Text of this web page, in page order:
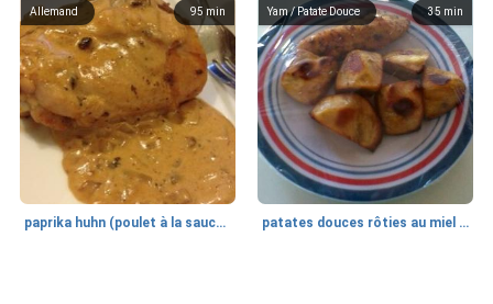
95 min
Allemand
paprika huhn (poulet à la sauce paprika).
35 min
Yam / Patate Douce
patates douces rôties au miel / kumara